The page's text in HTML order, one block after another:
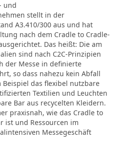
und
stellt in der
A3.410/300 aus und hat
nach dem Cradle to Cradle-
Das heißt: Die am
sind nach C2C-Prinzipien
der Messe in definierte
so dass nahezu kein Abfall
das flexibel nutzbare
Textilien und Leuchten
Bar aus recycelten Kleidern.
praxisnah, wie das Cradle to
ist und Ressourcen im
Messegeschäft